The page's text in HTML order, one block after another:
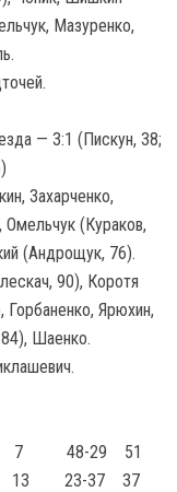
Мазуренко,
— 3:1 (Пискун, 38;
Захарченко,
(Кураков,
(Андрощук, 76).
90), Коротя
Горбаненко, Ярюхин,
Шаенко.
29 51
37 37